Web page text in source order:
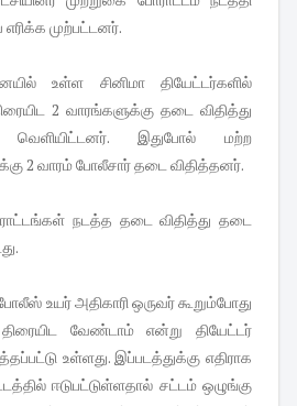
முற்பட்டனர்.
உள்ள சினிமா தியேட்டர்களில்
2 வாரங்களுக்கு தடை விதித்து
வெளியிட்டனர். இதுபோல் மற்ற
2 வாரம் போலீசார் தடை விதித்தனர்.
நடத்த தடை விதித்து தடை
உயர் அதிகாரி ஒருவர் கூறும்போது
வேண்டாம் என்று தியேட்டர்
உள்ளது. இப்படத்துக்கு எதிராக
ஈடுபட்டுள்ளதால் சட்டம் ஒழுங்கு